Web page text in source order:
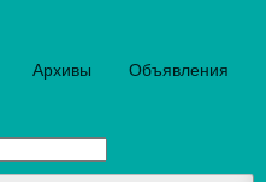
Архивы Объявления